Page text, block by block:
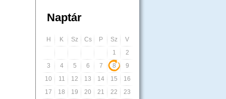
Naptár
H K Sz Cs P Sz
V
1
2
3
4 5 6 7 8
9
10
11 12 13 14 15
16
17
18 19 20 21 22
23